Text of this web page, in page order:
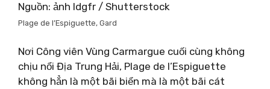
Nguồn: ảnh ldgfr / Shutterstock
Plage de l’Espiguette, Gard
Nơi Công viên Vùng Carmargue cuối cùng không
chịu nổi Địa Trung Hải, Plage de l’Espiguette
không hẳn là một bãi biển mà là một bãi cát